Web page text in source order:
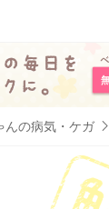
んの病気・ケガ